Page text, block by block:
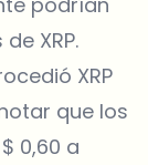
XRP.
XRP
que los
0,60 a